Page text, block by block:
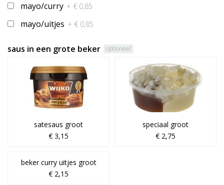
mayo/curry + € 0,85
mayo/uitjes + € 0,85
saus in een grote beker optioneel
satesaus groot
€ 3,15
speciaal groot
€ 2,75
beker curry uitjes groot
€ 2,15